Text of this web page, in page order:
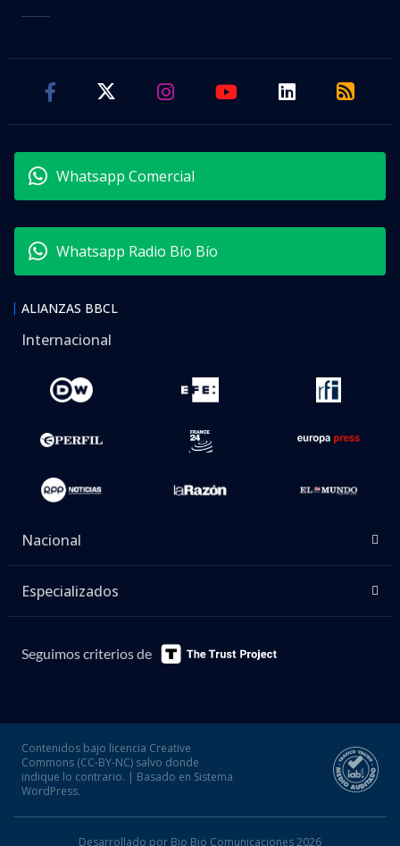
Whatsapp Comercial
Whatsapp Radio Bío Bío
ALIANZAS BBCL
Internacional
Nacional
Especializados
Seguimos criterios de
Contenidos bajo licencia Creative
Commons (CC-BY-NC) salvo donde
indique lo contrario. | Basado en Sistema
WordPress.
Desarrollado por Bio Bio Comunicaciones 2026